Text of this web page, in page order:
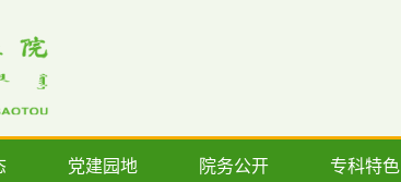
党建园地 院务公开 专科特色